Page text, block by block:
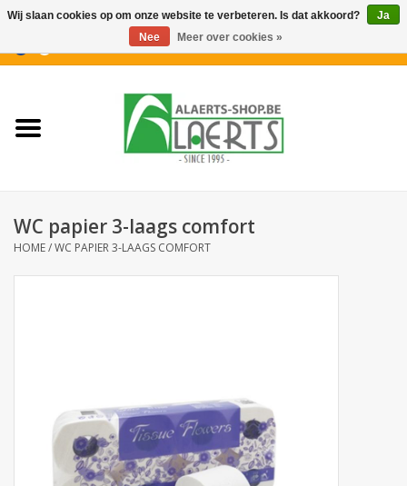
Nieuwigheden
Koffiekoekjes
Botanicals
WC papier 3-laags comfort
HOME/WC PAPIER 3-LAAGS COMFORT
Wij slaan cookies op om onze website te verbeteren. Is dat akkoord?
Ja
Nee
Meer over cookies »